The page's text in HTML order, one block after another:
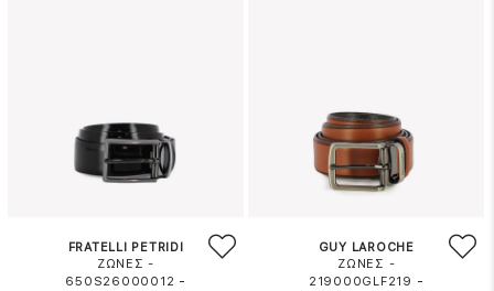
FRATELLI PETRIDI
ΖΩΝΕΣ -
650S26000012 -
GUY LAROCHE
ΖΩΝΕΣ -
219000GLF219 -